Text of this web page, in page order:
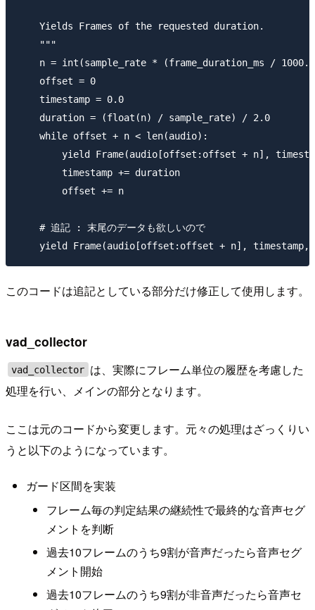
    Yields Frames of the requested duration.
    """
n = int(sample_rate * (frame_duration_ms /
    offset = 0
    timestamp = 0.0
    duration = (float(n) / sample_rate) / 2.0
    while offset + n < len(audio):
yield Frame(audio[offset:offset + n],
        timestamp += duration
        offset += n
    # 追記 : 末尾のデータも欲しいので
このコードは追記としている部分だけ修正して使用します。
vad_collector
vad_collector は、実際にフレーム単位の履歴を考慮した
処理を行い、メインの部分となります。
ここは元のコードから変更します。元々の処理はざっくりい
うと以下のようになっています。
ガード区間を実装
フレーム毎の判定結果の継続性で最終的な音声セグ
メントを判断
過去10フレームのうち9割が音声だったら音声セグ
メント開始
過去10フレームのうち9割が非音声だったら音声セ